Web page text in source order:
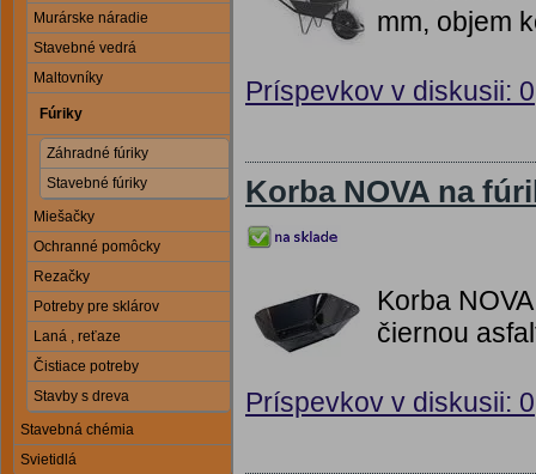
Murárske náradie
Stavebné vedrá
Maltovníky
Fúriky
Záhradné fúriky
Stavebné fúriky
Miešačky
Ochranné pomôcky
Rezačky
Potreby pre sklárov
Laná , reťaze
Čistiace potreby
Stavby s dreva
Stavebná chémia
Svietidlá
mm, objem
Príspevkov v diskusii: 0
Korba NOVA na
Korba
čiernou
Príspevkov v diskusii: 0